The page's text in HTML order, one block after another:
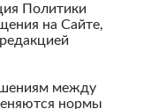
Политики
на Сайте,
между
нормы